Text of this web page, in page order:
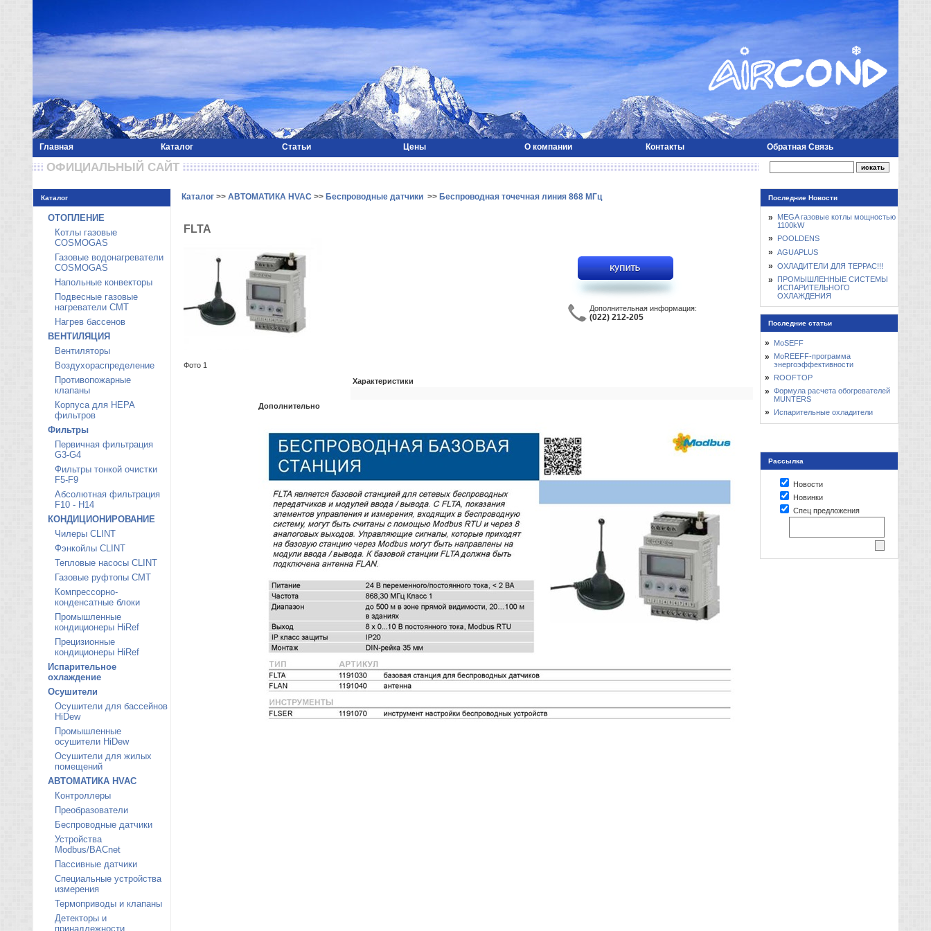
Главная Каталог Статьи Цены О компании Контакты Обратная Связь
ОФИЦИАЛЬНЫЙ САЙТ
Каталог
ОТОПЛЕНИЕ
Котлы газовые
COSMOGAS
Газовые водонагреватели
COSMOGAS
Напольные конвекторы
Подвесные газовые
нагреватели CMT
Нагрев бассенов
ВЕНТИЛЯЦИЯ
Вентиляторы
Воздухораспределение
Противопожарные
клапаны
Корпуса для HEPA
фильтров
Фильтры
Первичная фильтрация
G3-G4
Фильтры тонкой очистки
F5-F9
Абсолютная фильтрация
F10 - H14
КОНДИЦИОНИРОВАНИЕ
Чилеры CLINT
Фэнкойлы CLINT
Тепловые насосы CLINT
Газовые руфтопы CMT
Компрессорно-
конденсатные блоки
Промышленные
кондиционеры HiRef
Прецизионные
кондиционеры HiRef
Испарительное
охлаждение
Осушители
Осушители для бассейнов
HiDew
Промышленные
осушители HiDew
Осушители для жилых
помещений
АВТОМАТИКА HVAC
Контроллеры
Преобразователи
Беспроводные датчики
Устройства
Modbus/BACnet
Пассивные датчики
Специальные устройства
измерения
Термоприводы и клапаны
Детекторы и
принадлежности
Каталог >> АВТОМАТИКА HVAC >> Беспроводные датчики >> Беспроводная точечная линия 868 МГц
FLTA
Фото 1
Дополнительная информация:
(022) 212-205
Характеристики
Дополнительно
Последние Новости
»
MEGA газовые котлы мощностью
1100kW
» POOLDENS
» AGUAPLUS
» ОХЛАДИТЕЛИ ДЛЯ ТЕРРАС!!!
»
ПРОМЫШЛЕННЫЕ СИСТЕМЫ
ИСПАРИТЕЛЬНОГО
ОХЛАЖДЕНИЯ
Последние статьи
» MoSEFF
»
MoREEFF-программа
энергоэффективности
» ROOFTOP
» Формула расчета обогревателей
MUNTERS
» Испарительные охладители
Рассылка
Новости
Новинки
Спец предложения